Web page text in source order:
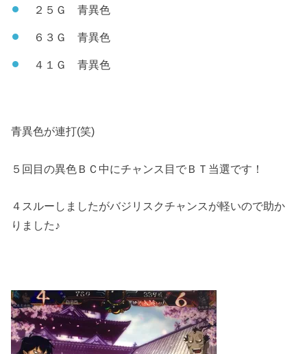
２５Ｇ 青異色
６３Ｇ 青異色
４１Ｇ 青異色
青異色が連打(笑)
５回目の異色ＢＣ中にチャンス目でＢＴ当選です！
４スルーしましたがバジリスクチャンスが軽いので助か
りました♪